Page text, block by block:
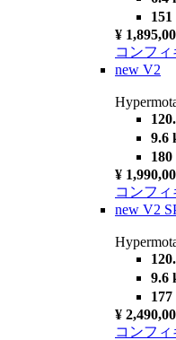
¥
コンフ
new V2
9.6
¥
コンフ
new V2
9.6
¥
コンフ